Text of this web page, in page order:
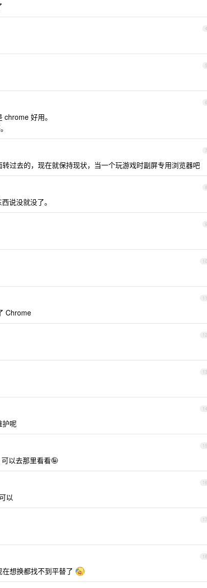
4
5
6
好用。
7
过去的，现在就保持现状，当一个玩游戏时副屏专用浏览器吧
8
说没就没了。
9
10
11
Chrome
12
13
14
护呢
15
以去那里看看🤪
16
以
17
18
想换都找不到平替了